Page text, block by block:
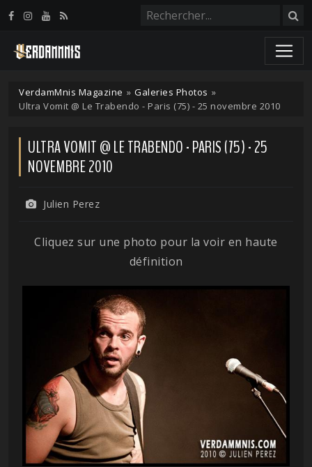
VerdamMnis Magazine » Galeries Photos »
Ultra Vomit @ Le Trabendo - Paris (75) - 25 novembre 2010
ULTRA VOMIT @ LE TRABENDO - PARIS (75) - 25
NOVEMBRE 2010
Julien Perez
Cliquez sur une photo pour la voir en haute
définition
Panneau de gestion des cookies